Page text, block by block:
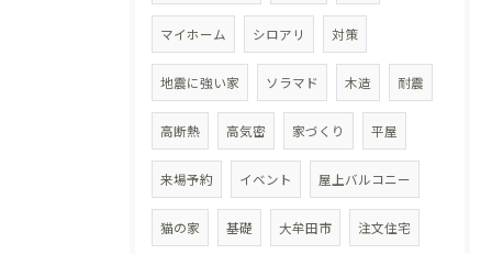
マイホーム シロアリ 対策
地震に強い家 ソラマド 木造 耐震
高断熱 高気密 家づくり 平屋
来場予約 イベント 屋上バルコニー
猫の家 基礎 大牟田市 注文住宅